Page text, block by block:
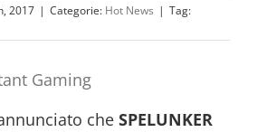
2017 | Categorie: Hot News | Tag:
che SPELUNKER